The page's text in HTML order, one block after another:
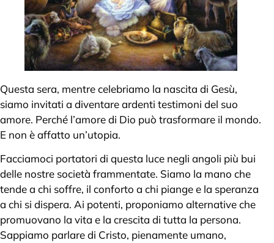
Questa sera, mentre celebriamo la nascita di Gesù,
siamo invitati a diventare ardenti testimoni del suo
amore. Perché l’amore di Dio può trasformare il mondo.
E non è affatto un’utopia.
Facciamoci portatori di questa luce negli angoli più bui
delle nostre società frammentate. Siamo la mano che
tende a chi soffre, il conforto a chi piange e la speranza
a chi si dispera. Ai potenti, proponiamo alternative che
promuovano la vita e la crescita di tutta la persona.
Sappiamo parlare di Cristo, pienamente umano,